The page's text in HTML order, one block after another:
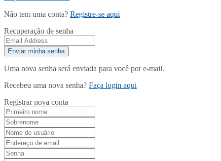
Não tem uma conta? Registre-se aqui
Recuperação de senha
Uma nova senha será enviada para você por e-mail.
Recebeu uma nova senha? Faça login aqui
Registrar nova conta